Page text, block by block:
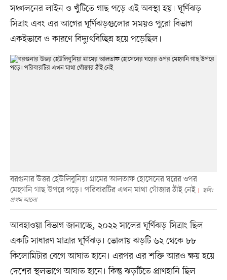
সঞ্চালনের লাইন ও খুঁটিতে গাছ পড়ে এই অবস্থা হয়। ঘূর্ণিঝড়
সিত্রাং এবং এর আগের ঘূর্ণিঝড়গুলোর সময়ও পুরো বিভাগ
একইভাবে ও কারণে বিদ্যুৎবিচ্ছিন্ন হয়ে পড়েছিল।
বরগুনার উত্তর হেউলিবুনিয়া গ্রামের আলতাফ হোসেনের ঘরের ওপর
মেহগনি গাছ উপরে পড়ে। পরিবারটির এখন মাথা গোঁজার ঠাঁই নেই
ছবি:
প্রথম আলো
আবহাওয়া বিভাগ জানাচ্ছে, ২০২২ সালের ঘূর্ণিঝড় সিত্রাং ছিল
একটি সাধারণ মাত্রার ঘূর্ণিঝড়। ভোলায় ঝড়টি ৬২ থেকে ৮৮
কিলোমিটার বেগে আঘাত হানে। এরপর এর শক্তি আরও ক্ষয় হয়ে
দেশের স্থলভাগে আঘাত হানে। কিন্তু ঝড়টিতে প্রাণহানি ছিল